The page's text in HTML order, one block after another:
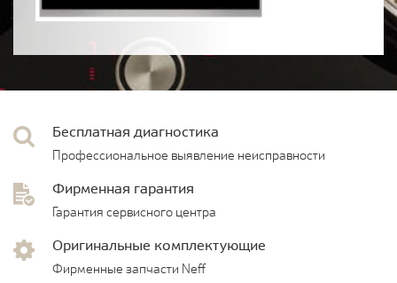
Бесплатная диагностика
Профессиональное выявление неисправности
Фирменная гарантия
Гарантия сервисного центра
Оригинальные комплектующие
Фирменные запчасти Neff